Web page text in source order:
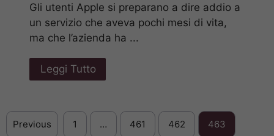
Gli utenti Apple si preparano a dire addio a
un servizio che aveva pochi mesi di vita,
ma che l’azienda ha ...
Leggi Tutto
Previous 1 … 461 462 463